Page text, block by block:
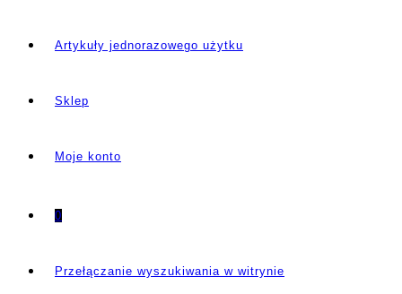
Artykuły jednorazowego użytku
Sklep
Moje konto
0
Przełączanie wyszukiwania w witrynie